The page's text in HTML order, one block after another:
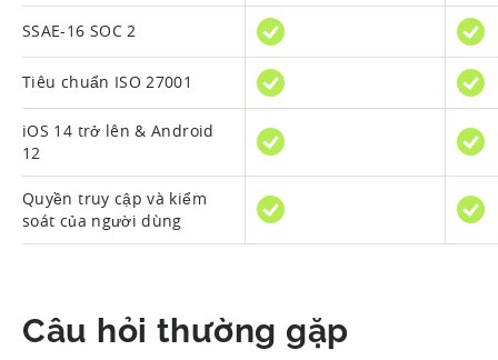
SSAE-16 SOC 2
Tiêu chuẩn ISO 27001
iOS 14 trở lên & Android
12
Quyền truy cập và kiểm
soát của người dùng
Câu hỏi thường gặp